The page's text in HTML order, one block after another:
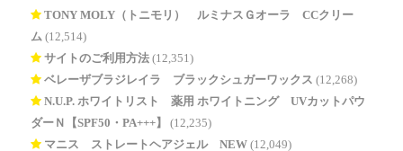
TONY MOLY（トニモリ） ルミナスＧオーラ CCクリー
ム (12,514)
サイトのご利用方法 (12,351)
ベレーザブラジレイラ ブラックシュガーワックス (12,268)
N.U.P. ホワイトリスト 薬用 ホワイトニング UVカットパウ
ダーＮ【SPF50・PA+++】
(12,235)
マニス ストレートヘアジェル NEW (12,049)